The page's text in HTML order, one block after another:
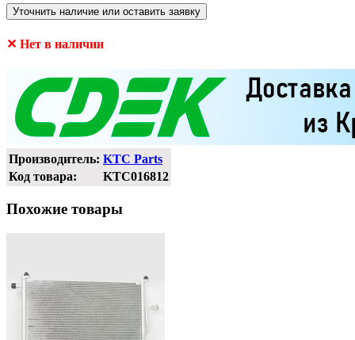
Уточнить наличие или оставить заявку
✕ Нет в наличии
Производитель: KTC Parts
Код товара:
KTC016812
Похожие товары